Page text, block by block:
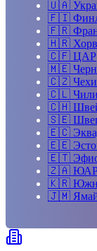
🇺🇦
🇫🇮
🇫🇷
🇭🇷
🇨🇫 ЦАР
🇲🇪
🇨🇿
🇨🇱 Чили
🇨🇭
🇸🇪
🇪🇨
🇪🇪
🇪🇹
🇿🇦
🇰🇷
🇯🇲